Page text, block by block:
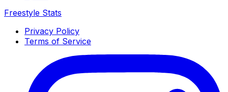
Freestyle Stats
Privacy Policy
Terms of Service